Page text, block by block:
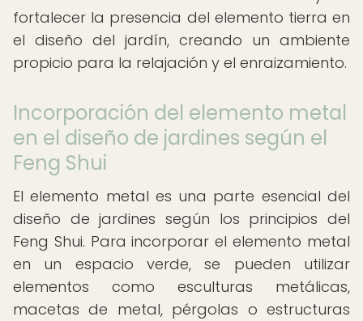
fortalecer la presencia del elemento tierra en
el diseño del jardín, creando un ambiente
propicio para la relajación y el enraizamiento.
Incorporación del elemento metal
en el diseño de jardines según el
Feng Shui
El elemento metal es una parte esencial del
diseño de jardines según los principios del
Feng Shui. Para incorporar el elemento metal
en un espacio verde, se pueden utilizar
elementos como esculturas metálicas,
macetas de metal, pérgolas o estructuras